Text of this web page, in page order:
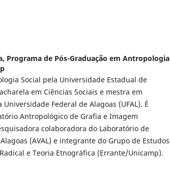
Programa de Pós-Graduação em Antropologia
Social pela Universidade Estadual de
em Ciências Sociais e mestra em
Federal de Alagoas (UFAL). É
Antropológico de Grafia e Imagem
colaboradora do Laboratório de
(AVAL) e integrante do Grupo de Estudos
e Teoria Etnográfica (Errante/Unicamp).